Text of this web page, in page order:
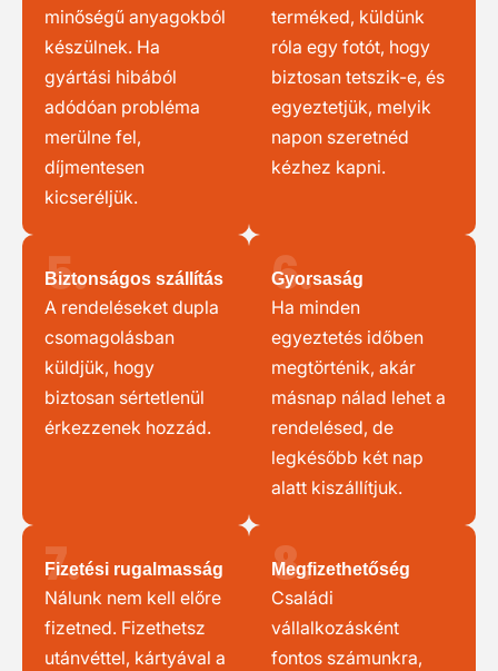
minőségű anyagokból
készülnek. Ha
gyártási hibából
adódóan probléma
merülne fel,
díjmentesen
kicseréljük.
terméked, küldünk
róla egy fotót, hogy
biztosan tetszik-e, és
egyeztetjük, melyik
napon szeretnéd
kézhez kapni.
5.
Biztonságos szállítás
A rendeléseket dupla
csomagolásban
küldjük, hogy
biztosan sértetlenül
érkezzenek hozzád.
6.
Gyorsaság
Ha minden
egyeztetés időben
megtörténik, akár
másnap nálad lehet a
rendelésed, de
legkésőbb két nap
alatt kiszállítjuk.
7.
Fizetési rugalmasság
Nálunk nem kell előre
fizetned. Fizethetsz
utánvéttel, kártyával a
8.
Megfizethetőség
Családi
vállalkozásként
fontos számunkra,